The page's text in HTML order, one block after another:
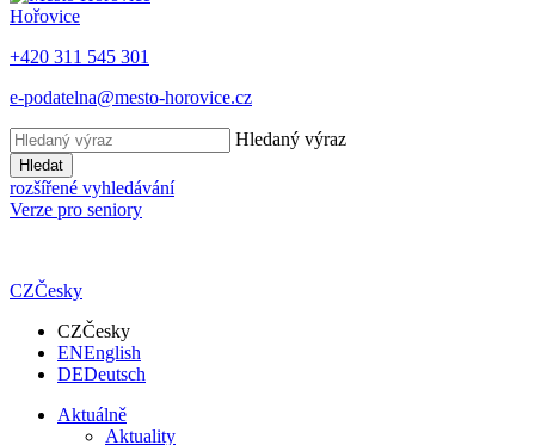
Hořovice
+420 311 545 301
e-podatelna@mesto-horovice.cz
Hledaný výraz
Hledat
rozšířené vyhledávání
Verze pro seniory
CZČesky
CZČesky
ENEnglish
DEDeutsch
Aktuálně
Aktuality